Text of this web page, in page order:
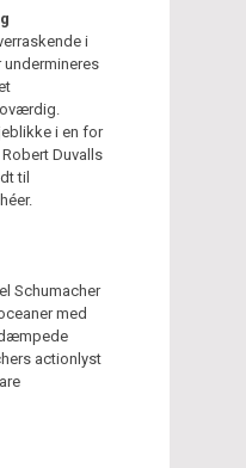
i
undermineres
i en for
Duvalls
til
Schumacher
med
actionlyst